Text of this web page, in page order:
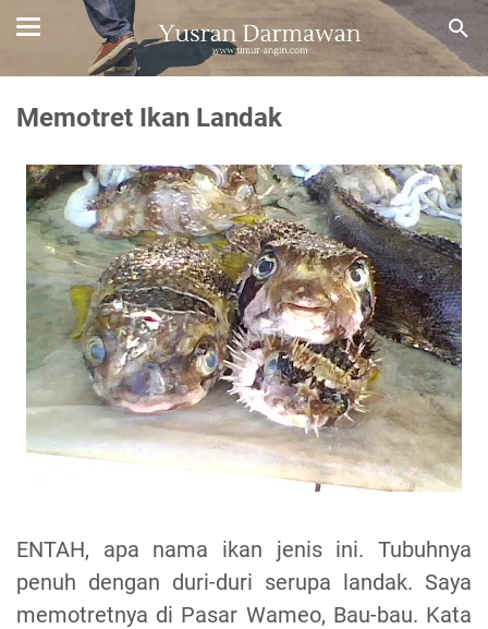
Memotret Ikan Landak
ENTAH, apa nama ikan jenis ini. Tubuhnya
penuh dengan duri-duri serupa landak. Saya
memotretnya di Pasar Wameo, Bau-bau. Kata